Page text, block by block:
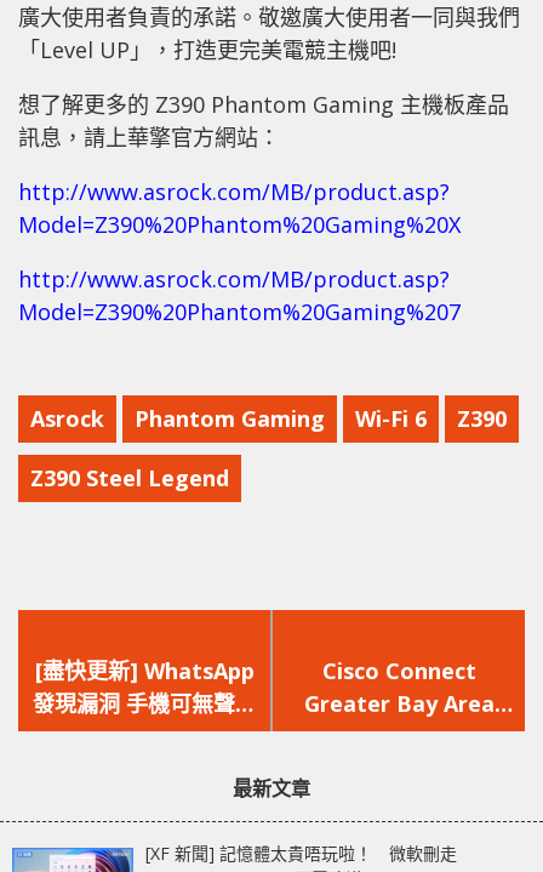
廣大使用者負責的承諾。敬邀廣大使用者一同與我們
「Level UP」，打造更完美電競主機吧!
想了解更多的 Z390 Phantom Gaming 主機板產品
訊息，請上華擎官方網站：
http://www.asrock.com/MB/product.asp?
Model=Z390%20Phantom%20Gaming%20X
http://www.asrock.com/MB/product.asp?
Model=Z390%20Phantom%20Gaming%207
Asrock Phantom Gaming Wi-Fi 6 Z390
Z390 Steel Legend
一
篇
文
[盡快更新] WhatsApp
發現漏洞 手機可無聲息
地被黑客監控
一
篇
文
Cisco Connect
Greater Bay Area
2019 洞察未來，放眼
最新文章
[XF 新聞] 記憶體太貴唔玩啦！ 微軟刪走